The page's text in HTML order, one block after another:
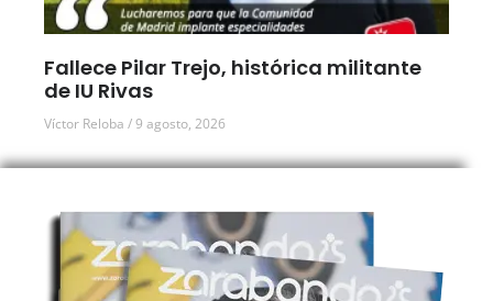
Fallece Pilar Trejo, histórica militante
de IU Rivas
Víctor Reloba 9 agosto, 2026